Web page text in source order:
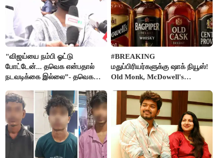
"விஜய்யை நம்பி ஓட்டு
போட்டேன்... தவெக என்பதால்
நடவடிக்கை இல்லை”- தவெக
கதறல்
#BREAKING
மதுப்பிரியர்களுக்கு ஷாக் நியூஸ்!
Old Monk, McDowell's
FSSAI தடை